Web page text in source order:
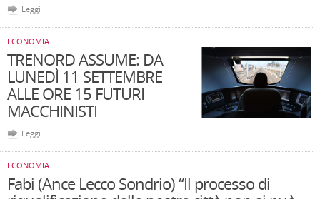
Leggi
ECONOMIA
TRENORD ASSUME: DA
LUNEDÌ 11 SETTEMBRE
ALLE ORE 15 FUTURI
MACCHINISTI
Leggi
ECONOMIA
Fabi (Ance Lecco Sondrio) “Il processo di